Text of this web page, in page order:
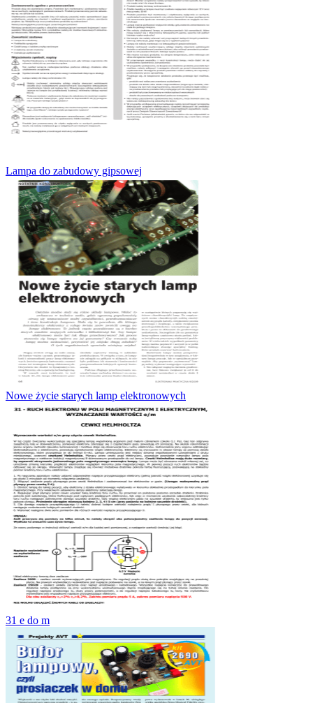
Lampa do zabudowy gipsowej
Nowe życie starych lamp elektronowych
31 e do m